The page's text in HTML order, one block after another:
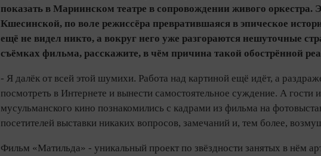
показать в Мариинском театре в сопровождении живого
Кшесинской, по воле режиссёра превратившаяся в эпическое
ещё не видел никто, а вокруг него уже разгораются нешуточные
съёмках фильма, расскажите, в чём причина такой обострённой
- Я далёк от всей этой шумихи. Работа над картиной ещё идёт, а
посмотреть в Интернете и вынести самостоятельное суждение. А
мусульманского кино познакомились с кадрами из фильма на
посетителей выставки никаких вопросов, за­мечаний и, тем более,
Фильм «Матильда» - уникальный проект по звёздности занятых в нём